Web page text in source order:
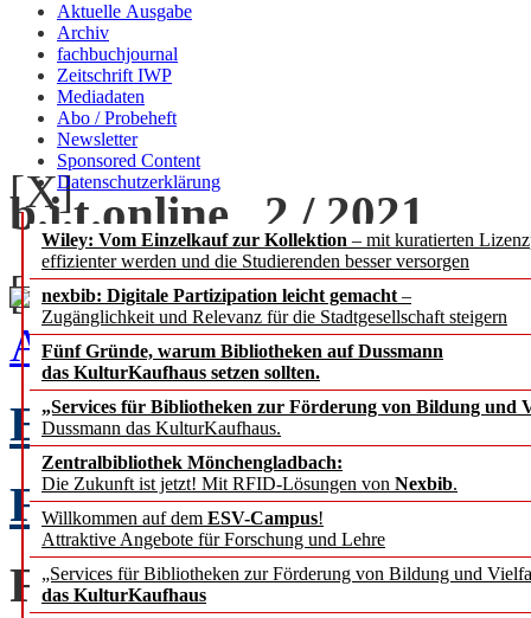
Aktuelle Ausgabe
Archiv
fachbuchjournal
Zeitschrift IWP
Mediadaten
Abo / Probeheft
Newsletter
Sponsored Content
Datenschutzerklärung
Wiley: Vom Einzelkauf zur Kollektion – mit kuratierten
effizienter werden und die Studierenden besser versorgen
nexbib: Digitale Partizipation leicht gemacht –
Zugänglichkeit und Relevanz für die Stadtgesellschaft steigern
Fünf Gründe, warum Bibliotheken auf Dussmann
das KulturKaufhaus setzen sollten.
„Services für Bibliotheken zur Förderung von Bildung und
Dussmann das KulturKaufhaus.
Zentralbibliothek Mönchengladbach:
Die Zukunft ist jetzt! Mit RFID-Lösungen von Nexbib.
Willkommen auf dem ESV-Campus!
Attraktive Angebote für Forschung und Lehre
„Services für Bibliotheken zur Förderung von Bildung und
das KulturKaufhaus
b.i.t.online 2 / 2021
[+] zoom
[X]
Ausgabe 2 / 2021 als PDF
EDITORIAL
Formblätter im Daten-
FACHBEITRÄGE